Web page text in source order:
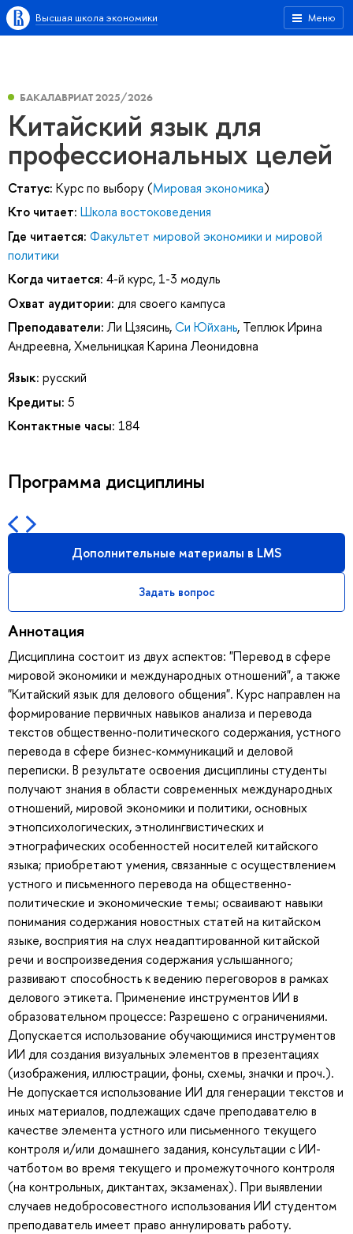
Меню
Высшая школа экономики
БАКАЛАВРИАТ 2025/2026
Китайский язык для
профессиональных целей
Статус: Курс по выбору (Мировая экономика)
Кто читает: Школа востоковедения
Где читается: Факультет мировой экономики и мировой
политики
Когда читается: 4-й курс, 1-3 модуль
Охват аудитории: для своего кампуса
Преподаватели: Ли Цзясинь,Си Юйхань, Теплюк Ирина
Андреевна,Хмельницкая Карина Леонидовна
Язык: русский
Кредиты: 5
Контактные часы: 184
Программа дисциплины
Дополнительные материалы в LMS
Задать вопрос
Аннотация
Дисциплина состоит из двух аспектов: "Перевод в сфере
мировой экономики и международных отношений", а также
"Китайский язык для делового общения". Курс направлен на
формирование первичных навыков анализа и перевода
текстов общественно-политического содержания, устного
перевода в сфере бизнес-коммуникаций и деловой
переписки. В результате освоения дисциплины студенты
получают знания в области современных международных
отношений, мировой экономики и политики, основных
этнопсихологических, этнолингвистических и
этнографических особенностей носителей китайского
языка; приобретают умения, связанные с осуществлением
устного и письменного перевода на общественно-
политические и экономические темы; осваивают навыки
понимания содержания новостных статей на китайском
языке, восприятия на слух неадаптированной китайской
речи и воспроизведения содержания услышанного;
развивают способность к ведению переговоров в рамках
делового этикета. Применение инструментов ИИ в
образовательном процессе: Разрешено с ограничениями.
Допускается использование обучающимися инструментов
ИИ для создания визуальных элементов в презентациях
(изображения, иллюстрации, фоны, схемы, значки и проч.).
Не допускается использование ИИ для генерации текстов и
иных материалов, подлежащих сдаче преподавателю в
качестве элемента устного или письменного текущего
контроля и/или домашнего задания, консультации с ИИ-
чатботом во время текущего и промежуточного контроля
(на контрольных, диктантах, экзаменах). При выявлении
случаев недобросовестного использования ИИ студентом
преподаватель имеет право аннулировать работу.